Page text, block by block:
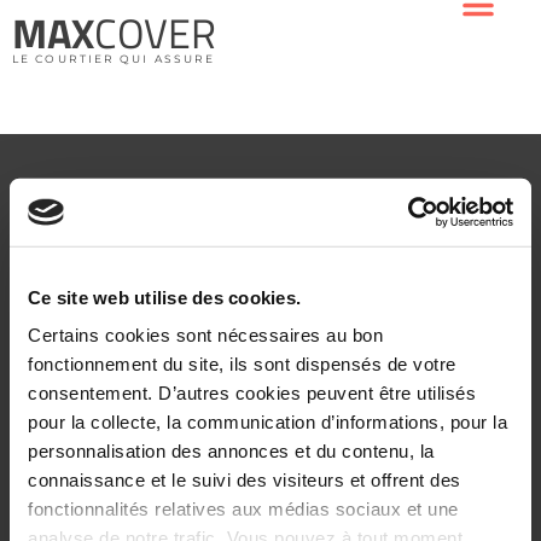
Ce site web utilise des cookies.
Certains cookies sont nécessaires au bon
fonctionnement du site, ils sont dispensés de votre
consentement. D’autres cookies peuvent être utilisés
pour la collecte, la communication d’informations, pour la
personnalisation des annonces et du contenu, la
connaissance et le suivi des visiteurs et offrent des
fonctionnalités relatives aux médias sociaux et une
MAXCOVER
LE COURTIER QUI ASSURE
MAXCOVER
OFFRE ENTREPRISES
CONTACT
À PROPOS
NOTRE SOCIÉTÉ
MENTIONS LÉGALES
CONTACT